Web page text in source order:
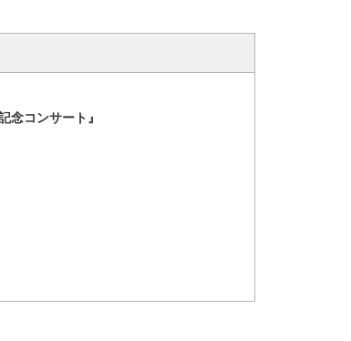
念コンサート』